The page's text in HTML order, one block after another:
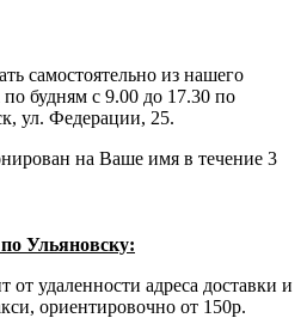
самостоятельно из нашего
будням с 9.00 до 17.30 по
ул. Федерации, 25.
на Ваше имя в течение 3
Ульяновску:
от удаленности адреса доставки и
ориентировочно от 150р.